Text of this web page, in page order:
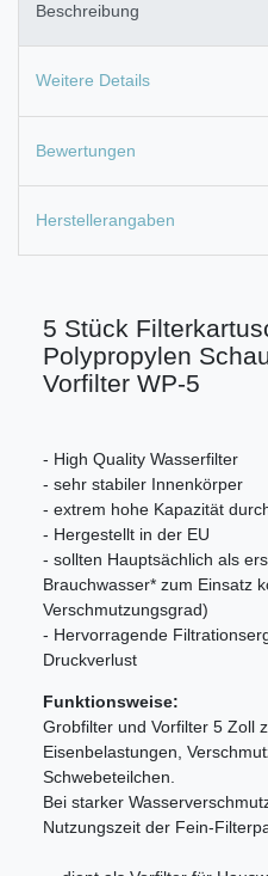
Beschreibung
Weitere Details
Bewertungen
Herstellerangaben
5 Stück
Polypropylen
Vorfilter WP-5
- High Quality Wasserfilter
- sehr stabiler Innenkörper
- extrem hohe Kapazität
- Hergestellt in der EU
- sollten Hauptsächlich als
Brauchwasser* zum Einsatz
Verschmutzungsgrad)
- Hervorragende
Druckverlust
Funktionsweise:
Grobfilter und Vorfilter 5 Zoll
Eisenbelastungen,
Schwebeteilchen.
Bei starker
Nutzungszeit der Fein-